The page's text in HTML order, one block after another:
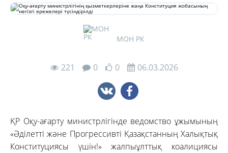
МОН РК
221 0 0 06.03.2026
ҚР Оқу-ағарту министрлігінде ведомство ұжымының
«Әділетті және Прогрессивті Қазақстанның Халықтық
Конституциясы үшін!» жалпыұлттық коалициясы